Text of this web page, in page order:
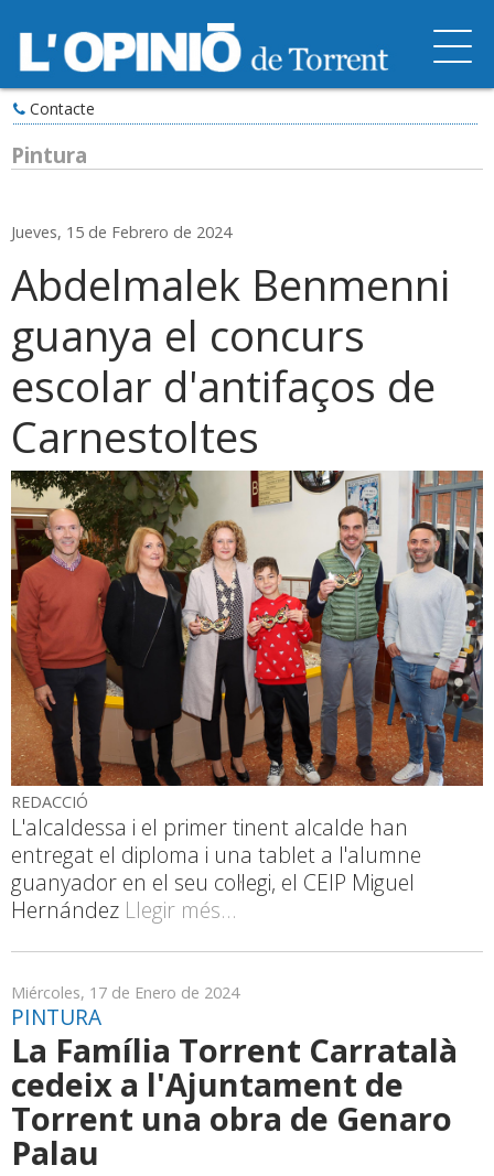
Contacte
Pintura
Jueves, 15 de Febrero de 2024
Abdelmalek Benmenni
guanya el concurs
escolar d'antifaços de
Carnestoltes
REDACCIÓ
L'alcaldessa i el primer tinent alcalde han
entregat el diploma i una tablet a l'alumne
guanyador en el seu col·legi, el CEIP Miguel
Hernández Llegir més...
Miércoles, 17 de Enero de 2024
PINTURA
La Família Torrent Carratalà
cedeix a l'Ajuntament de
Torrent una obra de Genaro
Palau